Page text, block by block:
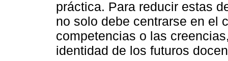
práctica. Para reducir estas
no solo debe centrarse en el
competencias o las
identidad de los futuros